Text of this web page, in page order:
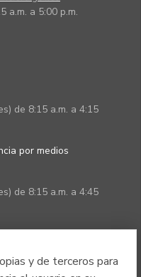
y de terceros para
a.m. a 5:00 p.m.
de 8:15 a.m. a 4:15
por medios
de 8:15 a.m. a 4:45